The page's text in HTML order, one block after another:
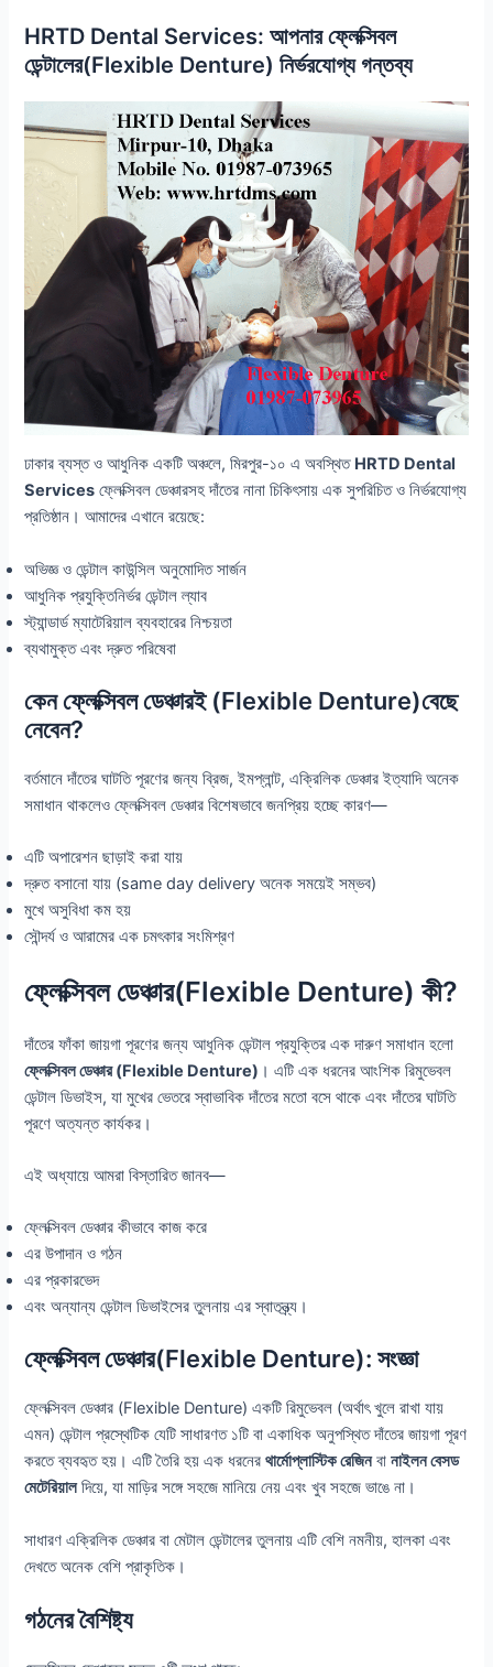
HRTD Dental Services: আপনার ফ্লেক্সিবল
ডেন্টালের(Flexible Denture) নির্ভরযোগ্য গন্তব্য
ঢাকার ব্যস্ত ও আধুনিক একটি অঞ্চলে, মিরপুর-১০ এ অবস্থিত HRTD Dental
Services ফ্লেক্সিবল ডেঞ্চারসহ দাঁতের নানা চিকিৎসায় এক সুপরিচিত ও নির্ভরযোগ্য
প্রতিষ্ঠান। আমাদের এখানে রয়েছে:
অভিজ্ঞ ও ডেন্টাল কাউন্সিল অনুমোদিত সার্জন
আধুনিক প্রযুক্তিনির্ভর ডেন্টাল ল্যাব
স্ট্যান্ডার্ড ম্যাটেরিয়াল ব্যবহারের নিশ্চয়তা
ব্যথামুক্ত এবং দ্রুত পরিষেবা
কেন ফ্লেক্সিবল ডেঞ্চারই (Flexible Denture)বেছে
নেবেন?
বর্তমানে দাঁতের ঘাটতি পূরণের জন্য ব্রিজ, ইমপ্লান্ট, এক্রিলিক ডেঞ্চার ইত্যাদি অনেক
সমাধান থাকলেও ফ্লেক্সিবল ডেঞ্চার বিশেষভাবে জনপ্রিয় হচ্ছে কারণ—
এটি অপারেশন ছাড়াই করা যায়
দ্রুত বসানো যায় (same day delivery অনেক সময়েই সম্ভব)
মুখে অসুবিধা কম হয়
সৌন্দর্য ও আরামের এক চমৎকার সংমিশ্রণ
ফ্লেক্সিবল ডেঞ্চার(Flexible Denture) কী?
দাঁতের ফাঁকা জায়গা পূরণের জন্য আধুনিক ডেন্টাল প্রযুক্তির এক দারুণ সমাধান হলো
ফ্লেক্সিবল ডেঞ্চার (Flexible Denture) । এটি এক ধরনের আংশিক রিমুভেবল
ডেন্টাল ডিভাইস, যা মুখের ভেতরে স্বাভাবিক দাঁতের মতো বসে থাকে এবং দাঁতের ঘাটতি
পূরণে অত্যন্ত কার্যকর।
এই অধ্যায়ে আমরা বিস্তারিত জানব—
ফ্লেক্সিবল ডেঞ্চার কীভাবে কাজ করে
এর উপাদান ও গঠন
এর প্রকারভেদ
এবং অন্যান্য ডেন্টাল ডিভাইসের তুলনায় এর স্বাতন্ত্র্য।
ফ্লেক্সিবল ডেঞ্চার(Flexible Denture): সংজ্ঞা
ফ্লেক্সিবল ডেঞ্চার (Flexible Denture) একটি রিমুভেবল (অর্থাৎ খুলে রাখা যায়
এমন) ডেন্টাল প্রস্থেটিক যেটি সাধারণত ১টি বা একাধিক অনুপস্থিত দাঁতের জায়গা পূরণ
করতে ব্যবহৃত হয়। এটি তৈরি হয় এক ধরনেরথার্মোপ্লাস্টিক রেজিনবানাইলন বেসড
মেটেরিয়ালদিয়ে, যা মাড়ির সঙ্গে সহজে মানিয়ে নেয় এবং খুব সহজে ভাঙে না।
সাধারণ এক্রিলিক ডেঞ্চার বা মেটাল ডেন্টালের তুলনায় এটি বেশি নমনীয়, হালকা এবং
দেখতে অনেক বেশি প্রাকৃতিক।
গঠনের বৈশিষ্ট্য